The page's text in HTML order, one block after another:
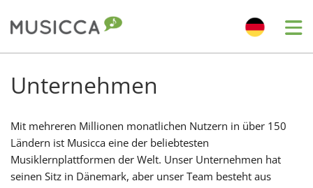
Dansk
Unternehmen
Mit mehreren Millionen monatlichen Nutzern in über 150
Ländern ist Musicca eine der beliebtesten
Musiklernplattformen der Welt. Unser Unternehmen hat
seinen Sitz in Dänemark, aber unser Team besteht aus